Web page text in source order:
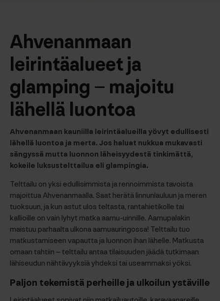
Ahvenanmaan
leirintäalueet ja
glamping – majoitu
lähellä luontoa
Ahvenanmaan kauniilla leirintäalueilla yövyt edullisesti
lähellä luontoa ja merta. Jos haluat nukkua mukavasti
sängyssä mutta luonnon läheisyydestä tinkimättä,
kokeile luksustelttailua eli glampingia.
Telttailu on yksi edullisimmista ja rennoimmista tavoista
majoittua Ahvenanmaalla. Saat herätä linnunlauluun ja meren
tuoksuun, ja kun astut ulos teltasta, rantahietikolle tai
kallioille on vain lyhyt matka aamu-uinnille. Aamupalakin
maistuu parhaalta ulkona aamuauringossa! Telttailu tuo
matkustamiseen vapautta ja luonnon ihan lähelle. Matkusta
omaan tahtiin – telttailu antaa tilaisuuden jäädä tutkimaan
lähiseudun nähtävyyksiä yhdeksi tai useammaksi yöksi.
Paljon tekemistä perheille ja ulkoilun ystäville